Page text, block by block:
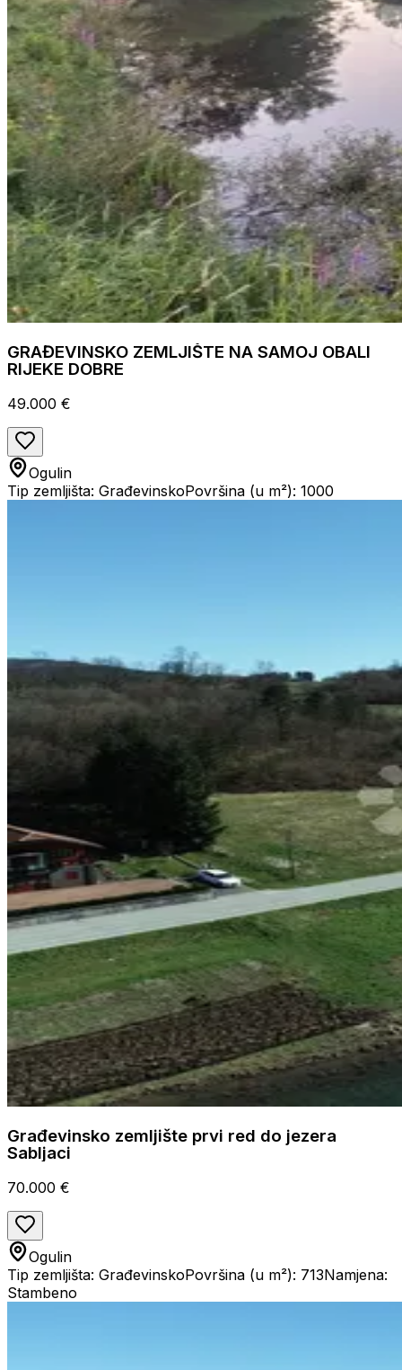
GRAĐEVINSKO ZEMLJIŠTE NA SAMOJ OBALI
RIJEKE DOBRE
49.000 €
Ogulin
Tip zemljišta: GrađevinskoPovršina (u m²): 1000
Građevinsko zemljište prvi red do jezera
Sabljaci
70.000 €
Ogulin
Tip zemljišta: GrađevinskoPovršina (u m²): 713Namjena:
Stambeno